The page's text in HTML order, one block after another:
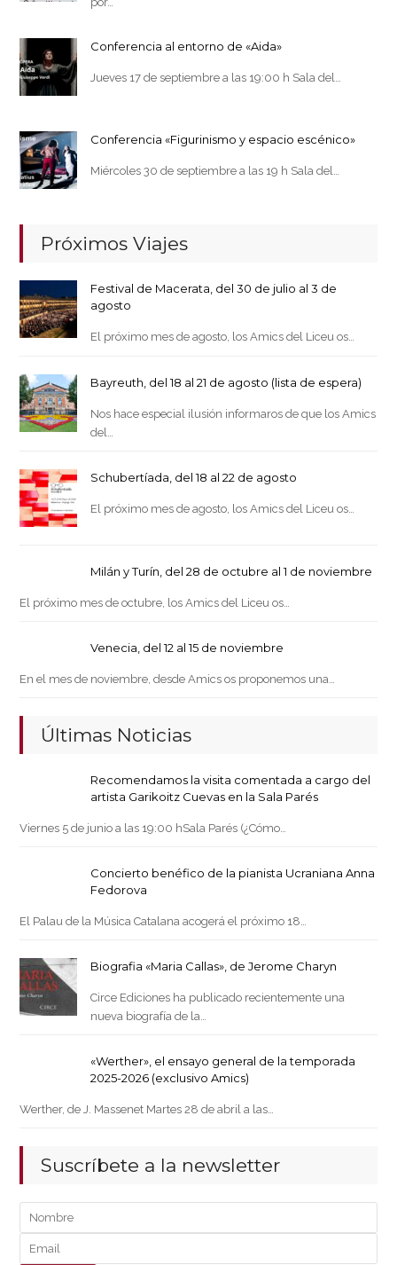
Conferencia al entorno de «Aida»
Jueves 17 de septiembre a las 19:00 h Sala del…
Conferencia «Figurinismo y espacio escénico»
Miércoles 30 de septiembre a las 19 h Sala del…
Próximos Viajes
Festival de Macerata, del 30 de julio al 3 de
agosto
El próximo mes de agosto, los Amics del Liceu os…
Bayreuth, del 18 al 21 de agosto (lista de espera)
Nos hace especial ilusión informaros de que los Amics
del…
Schubertíada, del 18 al 22 de agosto
El próximo mes de agosto, los Amics del Liceu os…
Milán y Turín, del 28 de octubre al 1 de noviembre
El próximo mes de octubre, los Amics del Liceu os…
Venecia, del 12 al 15 de noviembre
En el mes de noviembre, desde Amics os proponemos una…
Últimas Noticias
Recomendamos la visita comentada a cargo del
artista Garikoitz Cuevas en la Sala Parés
Viernes 5 de junio a las 19:00 hSala Parés (¿Cómo…
Concierto benéfico de la pianista Ucraniana Anna
Fedorova
El Palau de la Música Catalana acogerá el próximo 18…
Biografia «Maria Callas», de Jerome Charyn
Circe Ediciones ha publicado recientemente una
nueva biografía de la…
«Werther», el ensayo general de la temporada
2025-2026 (exclusivo Amics)
Werther, de J. Massenet Martes 28 de abril a las…
Suscríbete a la newsletter